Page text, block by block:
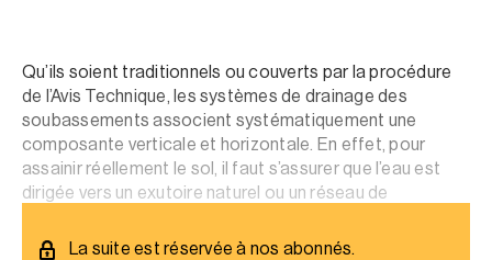
Qu’ils soient traditionnels ou couverts par la procédure
de l’Avis Technique, les systèmes de drainage des
soubassements associent systématiquement une
composante verticale et horizontale. En effet, pour
assainir réellement le sol, il faut s’assurer que l’eau est
dirigée vers un exutoire naturel ou un réseau de
La suite est réservée à nos abonnés.